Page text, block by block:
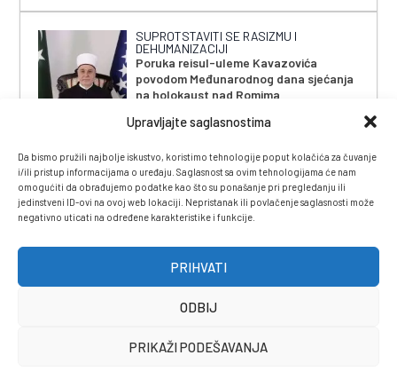
Upravljajte saglasnostima
Da bismo pružili najbolje iskustvo, koristimo tehnologije poput kolačića za čuvanje
i/ili pristup informacijama o uređaju. Saglasnost sa ovim tehnologijama će nam
omogućiti da obrađujemo podatke kao što su ponašanje pri pregledanju ili
jedinstveni ID-ovi na ovoj web lokaciji. Nepristanak ili povlačenje saglasnosti može
negativno uticati na određene karakteristike i funkcije.
PRIHVATI
ODBIJ
PRIKAŽI PODEŠAVANJA
SUPROTSTAVITI SE RASIZMU I
DEHUMANIZACIJI
Poruka reisul-uleme Kavazovića
povodom Međunarodnog dana sjećanja
na holokaust nad Romima
KONTAKT